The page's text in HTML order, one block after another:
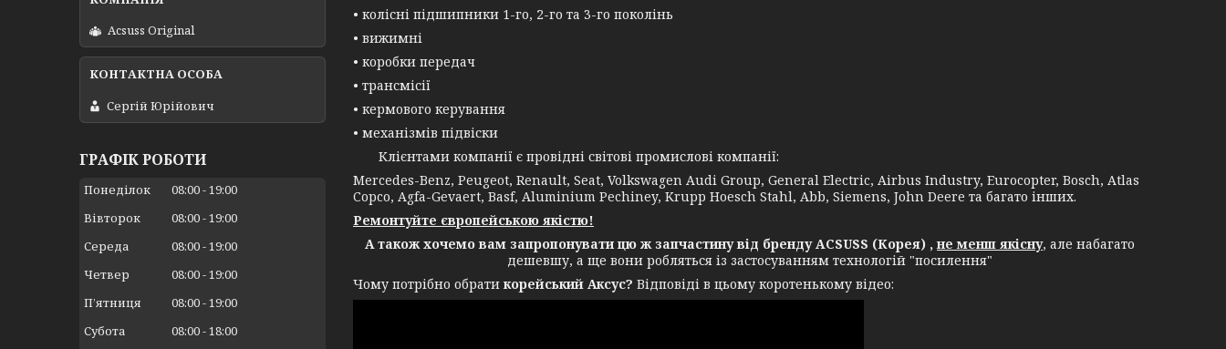
• колісні підшипники 1-го, 2-го та 3-го поколінь
• вижимні
• коробки передач
• трансмісії
• кермового керування
• механізмів підвіски
Клієнтами компанії є провідні світові промислові компанії:
Mercedes-Benz, Peugeot, Renault, Seat, Volkswagen Audi Group, General Electric, Airbus Industry, Eurocopter, Bosch, Atlas
Copco, Agfa-Gevaert, Basf, Aluminium Pechiney, Krupp Hoesch Stahl, Abb, Siemens, John Deere та багато інших.
Ремонтуйте європейською якістю!
А також хочемо вам запропонувати цю ж запчастину від бренду ACSUSS (Корея) ,не менш якісну, але набагато
дешевшу, а ще вони робляться із застосуванням технологій "посилення"
Чому потрібно обратикорейський Аксус? Відповіді в цьому коротенькому відео:
Acsuss Original
Сергій Юрійович
ГРАФІК РОБОТИ
Понеділок 08:00 19:00
Вівторок
08:00 19:00
Середа
08:00 19:00
Четвер
08:00 19:00
Пʼятниця
08:00 19:00
Субота
08:00 18:00